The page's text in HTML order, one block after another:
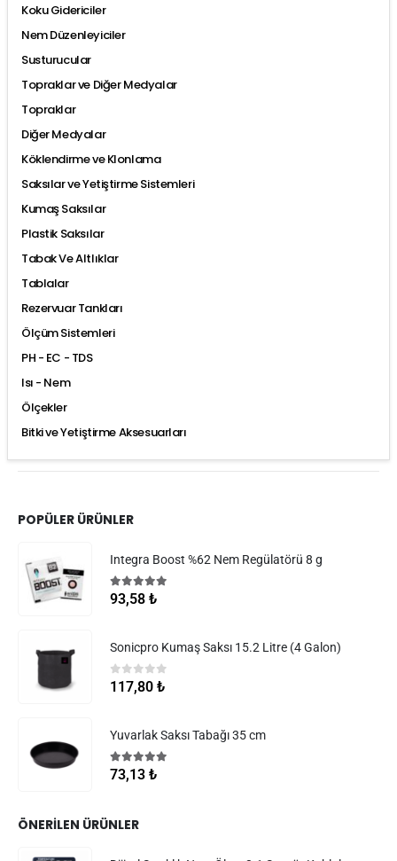
Koku Gidericiler
Nem Düzenleyiciler
Susturucular
Topraklar ve Diğer Medyalar
Topraklar
Diğer Medyalar
Köklendirme ve Klonlama
Saksılar ve Yetiştirme Sistemleri
Kumaş Saksılar
Plastik Saksılar
Tabak Ve Altlıklar
Tablalar
Rezervuar Tankları
Ölçüm Sistemleri
PH - EC - TDS
Isı - Nem
Ölçekler
Bitki ve Yetiştirme Aksesuarları
POPÜLER ÜRÜNLER
Integra Boost %62 Nem Regülatörü 8 g
5.005 üzerinden
93,58 ₺
Sonicpro Kumaş Saksı 15.2 Litre (4 Galon)
0 5 üzerinden
117,80 ₺
Yuvarlak Saksı Tabağı 35 cm
5.005 üzerinden
73,13 ₺
ÖNERILEN ÜRÜNLER